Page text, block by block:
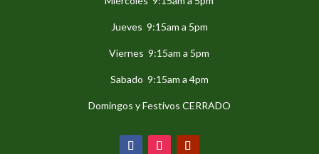
Jueves 9:15am a 5pm
Viernes 9:15am a 5pm
Sabado 9:15am a 4pm
Domingos y Festivos CERRADO